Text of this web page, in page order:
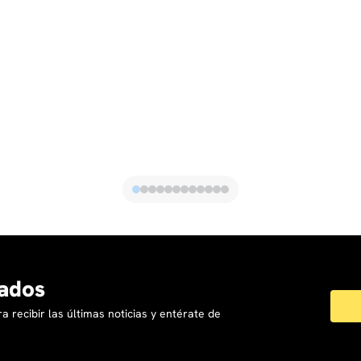
recibir las últimas noticias y entérate de